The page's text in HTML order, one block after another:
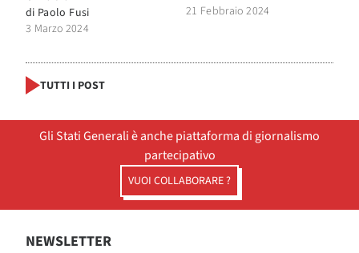
di Paolo Fusi
3 Marzo 2024
21 Febbraio 2024
TUTTI I POST
Gli Stati Generali è anche piattaforma di giornalismo
partecipativo
VUOI COLLABORARE ?
NEWSLETTER